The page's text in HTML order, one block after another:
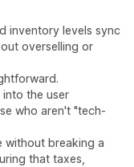
inventory levels sync
overselling or
the user
who aren't "tech-
without breaking a
that taxes,